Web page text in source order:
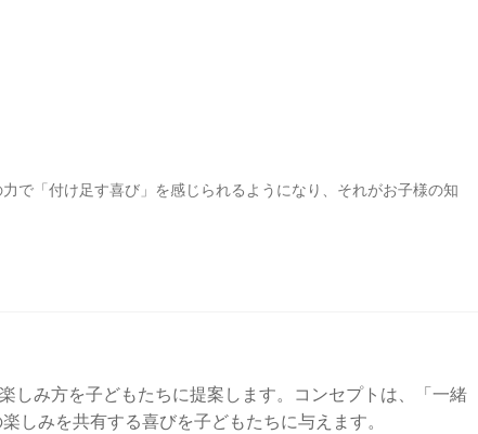
で「付け足す喜び」を感じられるようになり、それがお子様の知
しみ方を子どもたちに提案します。コンセプトは、「一緒
しみを共有する喜びを子どもたちに与えます。